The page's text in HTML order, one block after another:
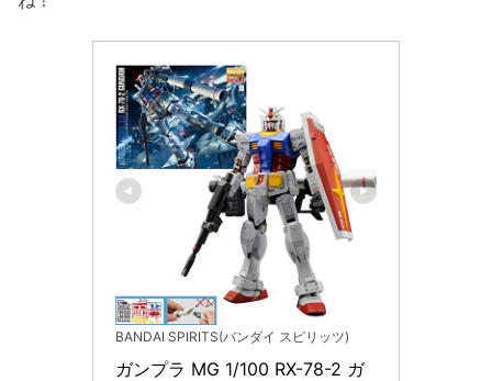
BANDAI SPIRITS(バンダイ スピリッツ)
ガンプラ MG 1/100 RX-78-2 ガ